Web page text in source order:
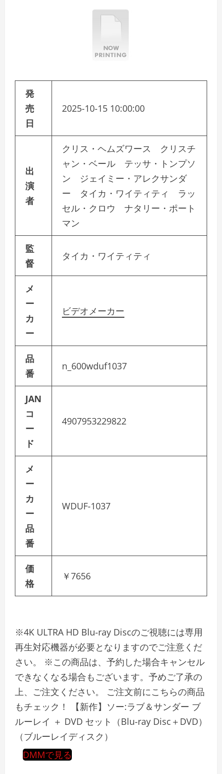
発
売
日
2025-10-15 10:00:00
出
演
者
クリス・ヘムズワース クリスチ
ャン・ベール テッサ・トンプソ
ン ジェイミー・アレクサンダ
ー タイカ・ワイティティ ラッ
セル・クロウ ナタリー・ポート
マン
監
督
タイカ・ワイティティ
メ
ー
カ
ー
ビデオメーカー
品
番
n_600wduf1037
JAN
コ
ー
ド
4907953229822
メ
ー
カ
ー
品
番
WDUF-1037
価
格
￥7656
※4K ULTRA HD Blu-ray Discのご視聴には専用
再生対応機器が必要となりますのでご注意くだ
さい。 ※この商品は、予約した場合キャンセル
できなくなる場合もございます。予めご了承の
上、ご注文ください。 ご注文前にこちらの商品
もチェック！ 【新作】ソー:ラブ＆サンダー ブ
ルーレイ ＋ DVD セット（Blu-ray Disc＋DVD）
（ブルーレイディスク）
DMMで見る